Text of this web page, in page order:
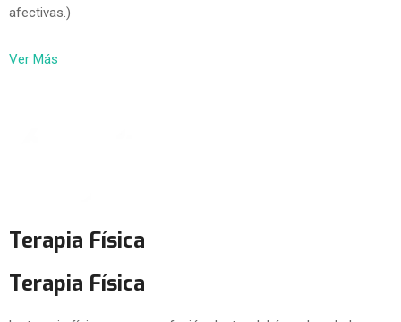
afectivas.)
Ver Más
Terapia Física
Terapia Física